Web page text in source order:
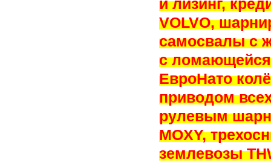
и лизинг,
VOLVO,
самосвалы с
с ломающейся
ЕвроНато
приводом
рулевым
MOXY,
землевозы